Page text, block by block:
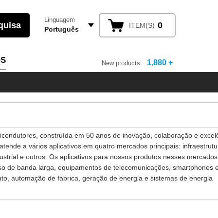
Linguagem
Português ITEM(S) 0
New products: 1,880 +
construída em 50 anos de inovação, colaboração e
a vários aplicativos em quatro mercados principais:
e outros. Os aplicativos para nossos produtos nesses
de banda larga, equipamentos de telecomunicações, smartphones
automação de fábrica, geração de energia e sistemas de energia